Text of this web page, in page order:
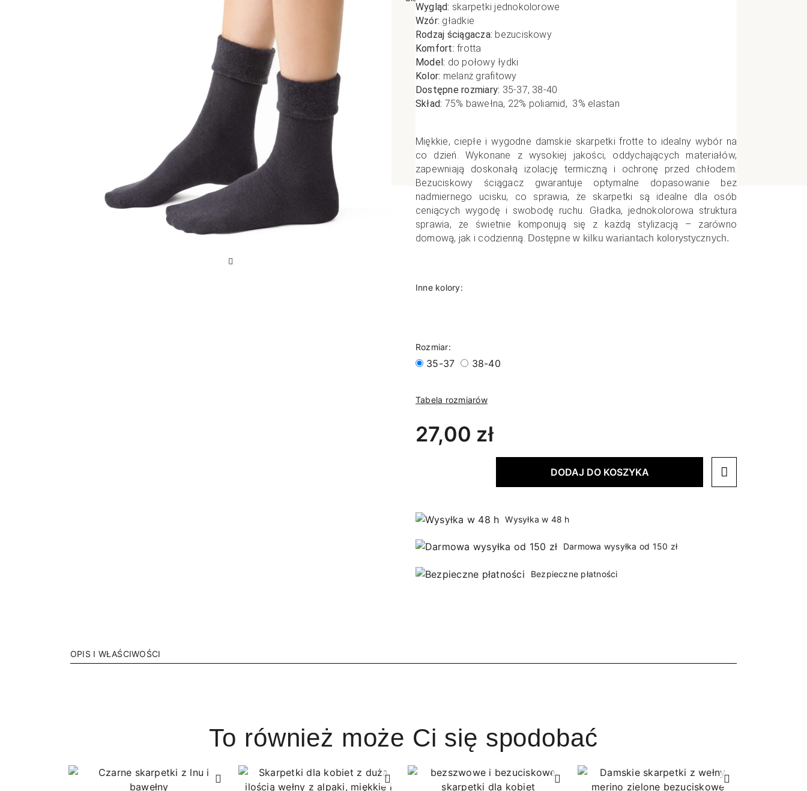
Antypoślizgowe
Antypoślizgowe
Do spania
Ciepłe
RAJSTOPY GETRY
Jednokolorowe
Wzorowane
Ciepłe
NOWOŚCI OPAKOWANIA
Rozmiar XL
Antypoślizgowe
Ciepłe
Do spania
Rozmiar XL
OPAKOWANIA
Ciepłe
GETRY
Jednokolorowe
Wzorowane
NOWOŚCI
Wygląd: skarpetki jednokolorowe
Wzór: gładkie
Rodzaj ściągacza: bezuciskowy
Komfort: frotta
Model: do połowy łydki
Kolor: melanż grafitowy
Dostępne rozmiary: 35-37, 38-40
Skład: 75% bawełna, 22% poliamid, 3% elastan
Miękkie, ciepłe i wygodne damskie skarpetki frotte to idealny wybór na
co dzień. Wykonane z wysokiej jakości, oddychających materiałów,
zapewniają doskonałą izolację termiczną i ochronę przed chłodem.
Bezuciskowy ściągacz gwarantuje optymalne dopasowanie bez
nadmiernego ucisku, co sprawia, że skarpetki są idealne dla osób
ceniących wygodę i swobodę ruchu. Gładka, jednokolorowa struktura
sprawia, że świetnie komponują się z każdą stylizacją – zarówno
domową, jak i codzienną. Dostępne w kilku wariantach kolorystycznych.
Inne kolory:
Rozmiar:
35-37 38-40
Tabela rozmiarów
27,00 zł
DODAJ DO KOSZYKA
Wysyłka w 48 h
Darmowa wysyłka od 150 zł
Bezpieczne płatności
OPIS I WŁAŚCIWOŚCI
To również może Ci się spodobać